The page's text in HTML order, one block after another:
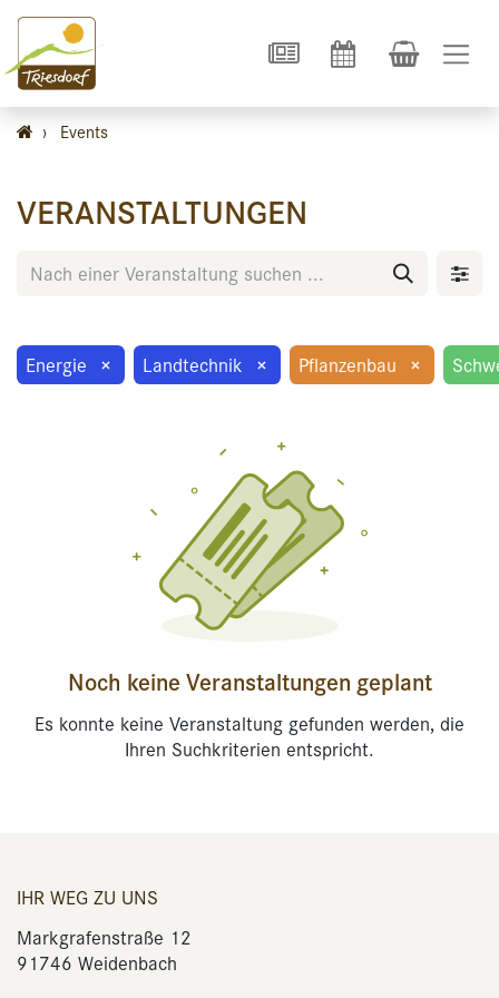
› Events
VERANSTALTUNGEN
Energie × Landtechnik × Pflanzenbau ×
Noch keine Veranstaltungen geplant
Es konnte keine Veranstaltung gefunden werden, die
Ihren Suchkriterien entspricht.
IHR WEG ZU UNS
Markgrafenstraße 12
91746 Weidenbach